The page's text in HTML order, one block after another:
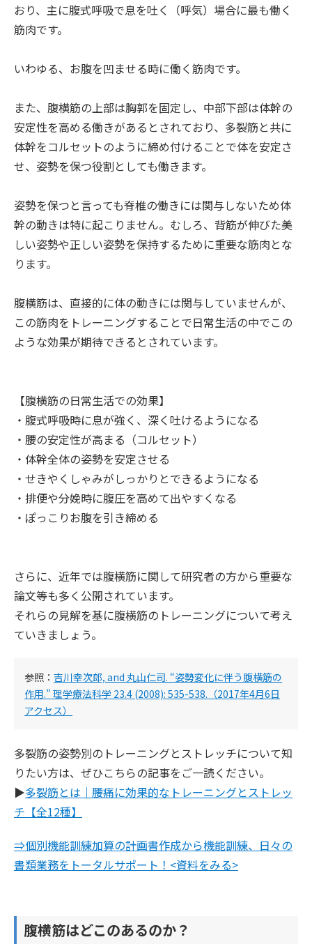
おり、主に腹式呼吸で息を吐く（呼気）場合に最も働く
筋肉です。
いわゆる、お腹を凹ませる時に働く筋肉です。
また、腹横筋の上部は胸郭を固定し、中部下部は体幹の
安定性を高める働きがあるとされており、多裂筋と共に
体幹をコルセットのように締め付けることで体を安定さ
せ、姿勢を保つ役割としても働きます。
姿勢を保つと言っても脊椎の働きには関与しないため体
幹の動きは特に起こりません。むしろ、背筋が伸びた美
しい姿勢や正しい姿勢を保持するために重要な筋肉とな
ります。
腹横筋は、直接的に体の動きには関与していませんが、
この筋肉をトレーニングすることで日常生活の中でこの
ような効果が期待できるとされています。
【腹横筋の日常生活での効果】
・腹式呼吸時に息が強く、深く吐けるようになる
・腰の安定性が高まる（コルセット）
・体幹全体の姿勢を安定させる
・せきやくしゃみがしっかりとできるようになる
・排便や分娩時に腹圧を高めて出やすくなる
・ぽっこりお腹を引き締める
さらに、近年では腹横筋に関して研究者の方から重要な
論文等も多く公開されています。
それらの見解を基に腹横筋のトレーニングについて考え
ていきましょう。
参照： 吉川幸次郎, and 丸山仁司. “姿勢変化に伴う腹横筋の
作用.” 理学療法科学 23.4 (2008): 535-538.（2017年4月6日
アクセス）
多裂筋の姿勢別のトレーニングとストレッチについて知
りたい方は、ぜひこちらの記事をご一読ください。
▶︎多裂筋とは｜腰痛に効果的なトレーニングとストレッ
チ【全12種】
⇒個別機能訓練加算の計画書作成から機能訓練、日々の
書類業務をトータルサポート！<資料をみる>
腹横筋はどこのあるのか？